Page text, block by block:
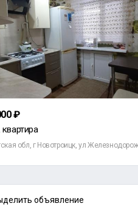
₽
обл, г Новотроицк, ул
объявление